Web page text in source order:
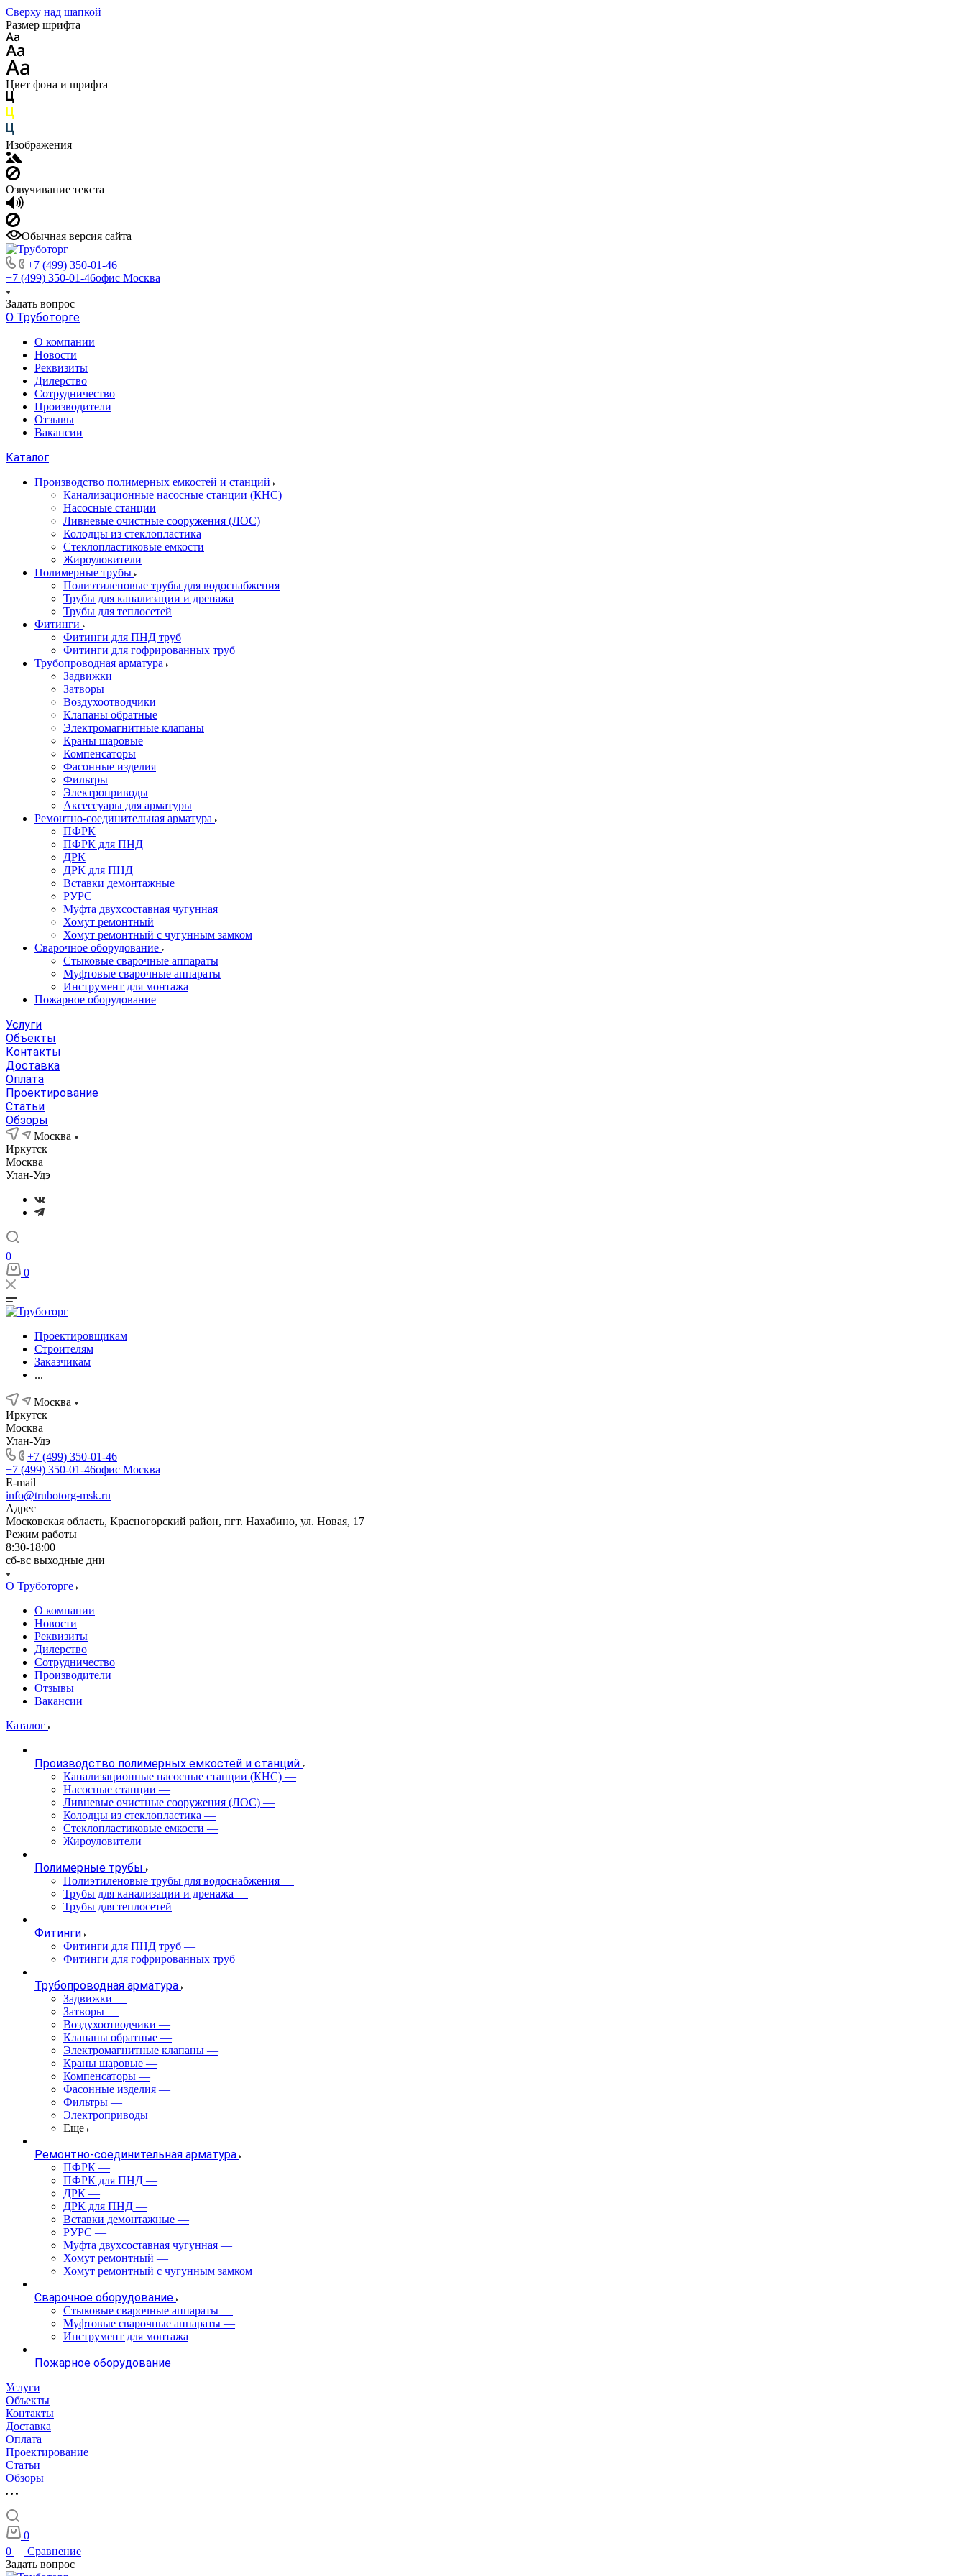
Сверху над шапкой
Размер шрифта
Цвет фона и шрифта
Изображения
Озвучивание текста
Обычная версия сайта
+7 (499) 350-01-46
+7 (499) 350-01-46офис Москва
Задать вопрос
О Труботорге
О компании
Новости
Реквизиты
Дилерство
Сотрудничество
Производители
Отзывы
Вакансии
Каталог
Производство полимерных емкостей и станций
Канализационные насосные станции (КНС)
Насосные станции
Ливневые очистные сооружения (ЛОС)
Колодцы из стеклопластика
Стеклопластиковые емкости
Жироуловители
Полимерные трубы
Полиэтиленовые трубы для водоснабжения
Трубы для канализации и дренажа
Трубы для теплосетей
Фитинги
Фитинги для ПНД труб
Фитинги для гофрированных труб
Трубопроводная арматура
Задвижки
Затворы
Воздухоотводчики
Клапаны обратные
Электромагнитные клапаны
Краны шаровые
Компенсаторы
Фасонные изделия
Фильтры
Электроприводы
Аксессуары для арматуры
Ремонтно-соединительная арматура
ПФРК
ПФРК для ПНД
ДРК
ДРК для ПНД
Вставки демонтажные
РУРС
Муфта двухсоставная чугунная
Хомут ремонтный
Хомут ремонтный с чугунным замком
Сварочное оборудование
Стыковые сварочные аппараты
Муфтовые сварочные аппараты
Инструмент для монтажа
Пожарное оборудование
Услуги
Объекты
Контакты
Доставка
Оплата
Проектирование
Статьи
Обзоры
Москва
Иркутск
Москва
Улан-Удэ
0
0
Проектировщикам
Строителям
Заказчикам
...
Москва
Иркутск
Москва
Улан-Удэ
+7 (499) 350-01-46
+7 (499) 350-01-46офис Москва
E-mail
info@trubotorg-msk.ru
Адрес
Московская область, Красногорский район, пгт. Нахабино, ул. Новая, 17
Режим работы
8:30-18:00
сб-вс выходные дни
О Труботорге
О компании
Новости
Реквизиты
Дилерство
Сотрудничество
Производители
Отзывы
Вакансии
Каталог
Производство полимерных емкостей и станций
Канализационные насосные станции (КНС) —
Насосные станции —
Ливневые очистные сооружения (ЛОС) —
Колодцы из стеклопластика —
Стеклопластиковые емкости —
Жироуловители
Полимерные трубы
Полиэтиленовые трубы для водоснабжения —
Трубы для канализации и дренажа —
Трубы для теплосетей
Фитинги
Фитинги для ПНД труб —
Фитинги для гофрированных труб
Трубопроводная арматура
Задвижки —
Затворы —
Воздухоотводчики —
Клапаны обратные —
Электромагнитные клапаны —
Краны шаровые —
Компенсаторы —
Фасонные изделия —
Фильтры —
Электроприводы
Еще
Ремонтно-соединительная арматура
ПФРК —
ПФРК для ПНД —
ДРК —
ДРК для ПНД —
Вставки демонтажные —
РУРС —
Муфта двухсоставная чугунная —
Хомут ремонтный —
Хомут ремонтный с чугунным замком
Сварочное оборудование
Стыковые сварочные аппараты —
Муфтовые сварочные аппараты —
Инструмент для монтажа
Пожарное оборудование
Услуги
Объекты
Контакты
Доставка
Оплата
Проектирование
Статьи
Обзоры
0
0
Сравнение
Задать вопрос